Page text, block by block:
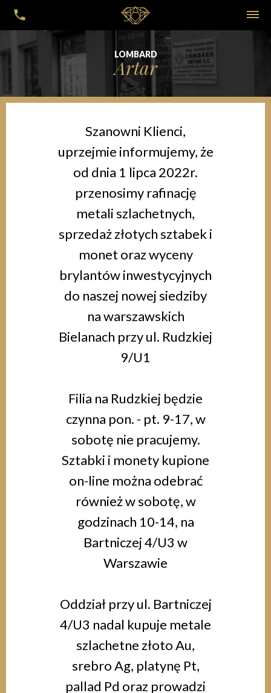
LOMBARD
Artar
Szanowni Klienci,
uprzejmie informujemy, że
od dnia 1 lipca 2022r.
przenosimy rafinację
metali szlachetnych,
sprzedaż złotych sztabek i
monet oraz wyceny
brylantów inwestycyjnych
do naszej nowej siedziby
na warszawskich
Bielanach przy ul. Rudzkiej
9/U1
Filia na Rudzkiej będzie
czynna pon. - pt. 9-17, w
sobotę nie pracujemy.
Sztabki i monety kupione
on-line można odebrać
również w sobotę, w
godzinach 10-14, na
Bartniczej 4/U3 w
Warszawie
Oddział przy ul. Bartniczej
4/U3 nadal kupuje metale
szlachetne złoto Au,
srebro Ag, platynę Pt,
pallad Pd oraz prowadzi